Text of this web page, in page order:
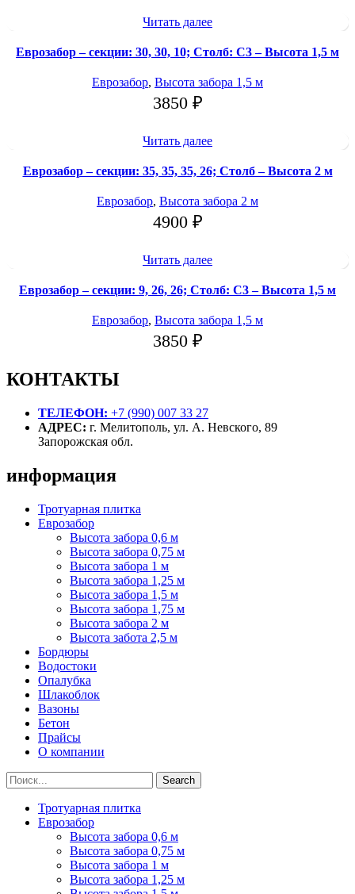
Читать далее
Еврозабор – секции: 30, 30, 10; Столб: С3 – Высота 1,5 м
Еврозабор, Высота забора 1,5 м
3850 ₽
Читать далее
Еврозабор – секции: 35, 35, 35, 26; Столб – Высота 2 м
Еврозабор, Высота забора 2 м
4900 ₽
Читать далее
Еврозабор – секции: 9, 26, 26; Столб: С3 – Высота 1,5 м
Еврозабор, Высота забора 1,5 м
3850 ₽
КОНТАКТЫ
ТЕЛЕФОН: +7 (990) 007 33 27
АДРЕС: г. Мелитополь, ул. А. Невского, 89
Запорожская обл.
информация
Тротуарная плитка
Еврозабор
Высота забора 0,6 м
Высота забора 0,75 м
Высота забора 1 м
Высота забора 1,25 м
Высота забора 1,5 м
Высота забора 1,75 м
Высота забора 2 м
Высота забота 2,5 м
Бордюры
Водостоки
Опалубка
Шлакоблок
Вазоны
Бетон
Прайсы
О компании
Search
Тротуарная плитка
Еврозабор
Высота забора 0,6 м
Высота забора 0,75 м
Высота забора 1 м
Высота забора 1,25 м